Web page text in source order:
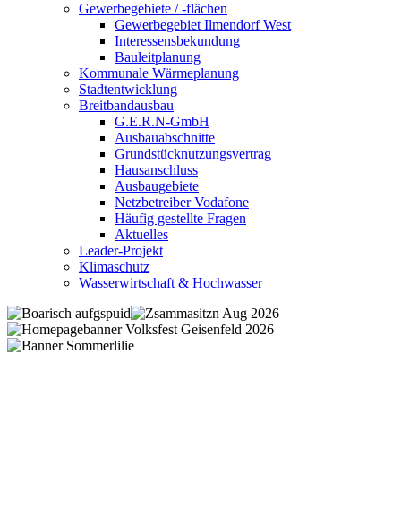
Gewerbegebiete / -flächen
Gewerbegebiet Ilmendorf West
Interessensbekundung
Bauleitplanung
Kommunale Wärmeplanung
Stadtentwicklung
Breitbandausbau
G.E.R.N-GmbH
Ausbauabschnitte
Grundstücknutzungsvertrag
Hausanschluss
Ausbaugebiete
Netzbetreiber Vodafone
Häufig gestellte Fragen
Aktuelles
Leader-Projekt
Klimaschutz
Wasserwirtschaft & Hochwasser